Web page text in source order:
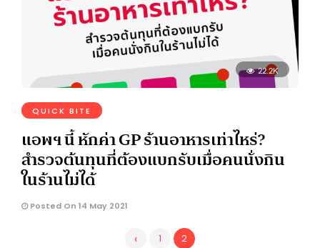
22.2K
QUICK BITE
แอพฯ นี้ หักค่า GP ร้านอาหารเท่าไหร่?
สำรวจต้นทุนที่ต้องแบกรับเมื่อคนนั่งกิน
ในร้านไม่ได้
Posted On 14 May 2021
‹ 1 2